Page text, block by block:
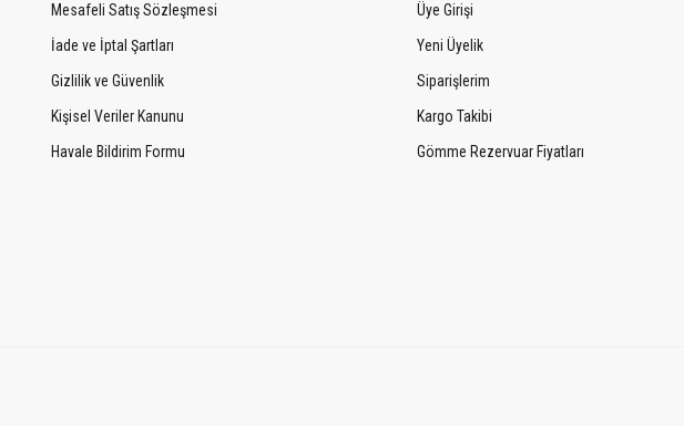
Mesafeli Satış Sözleşmesi
İade ve İptal Şartları
Gizlilik ve Güvenlik
Kişisel Veriler Kanunu
Havale Bildirim Formu
Üye Girişi
Yeni Üyelik
Siparişlerim
Kargo Takibi
Gömme Rezervuar Fiyatları